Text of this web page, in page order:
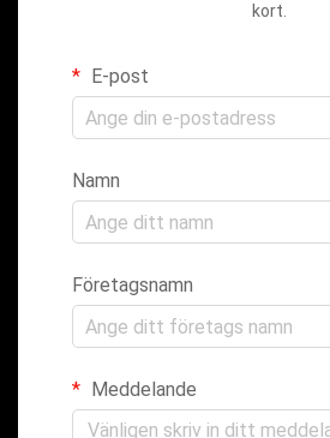
kort.
E-post
Namn
Företagsnamn
Meddelande